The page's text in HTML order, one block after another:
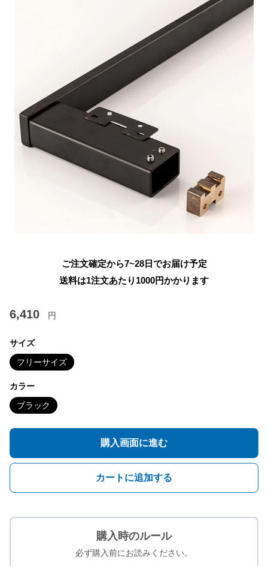
ご注文確定から7~28日でお届け予定
送料は1注文あたり 1000円かかります
6,410 円
サイズ
フリーサイズ
カラー
ブラック
購入画面に進む
カートに追加する
購入時のルール
必ず購入前にお読みください。